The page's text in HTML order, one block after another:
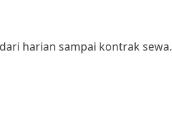
harian sampai kontrak sewa.